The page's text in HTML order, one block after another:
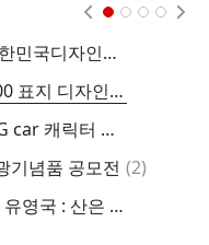
[디자인 공모전] 2026년 제61회 대한민국디자인전람회 공모전
[디자인 공모전] K-Architecture 100 표지 디자인 공모
[캐릭터 공모전] 2026 롯데렌터카 G car 캐릭터 공모전
기념품 공모전 댓
(2)
[디자인 공모전] 서울시립미술관 ＜유영국 : 산은 내 안에 있다＞ 전시 아트상품 디자인 공모